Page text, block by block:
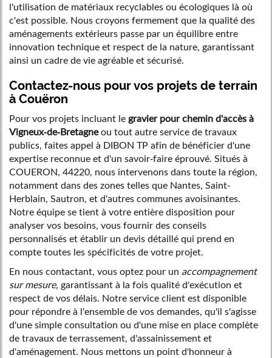
l'utilisation de matériaux recyclables ou écologiques là où
c'est possible. Nous croyons fermement que la qualité des
aménagements extérieurs passe par un équilibre entre
innovation technique et respect de la nature, garantissant
ainsi un cadre de vie agréable et sécurisé.
Contactez-nous pour vos projets de terrain
à Couëron
Pour vos projets incluant le gravier pour chemin d'accès à
Vigneux-de-Bretagneou tout autre service de travaux
publics, faites appel à DIBON TP afin de bénéficier d'une
expertise reconnue et d'un savoir-faire éprouvé. Situés à
COUERON, 44220, nous intervenons dans toute la région,
notamment dans des zones telles que Nantes, Saint-
Herblain, Sautron, et d'autres communes avoisinantes.
Notre équipe se tient à votre entière disposition pour
analyser vos besoins, vous fournir des conseils
personnalisés et établir un devis détaillé qui prend en
compte toutes les spécificités de votre projet.
En nous contactant, vous optez pour un accompagnement
sur mesure, garantissant à la fois qualité d'exécution et
respect de vos délais. Notre service client est disponible
pour répondre à l'ensemble de vos demandes, qu'il s'agisse
d'une simple consultation ou d'une mise en place complète
de travaux de terrassement, d'assainissement et
d'aménagement. Nous mettons un point d'honneur à